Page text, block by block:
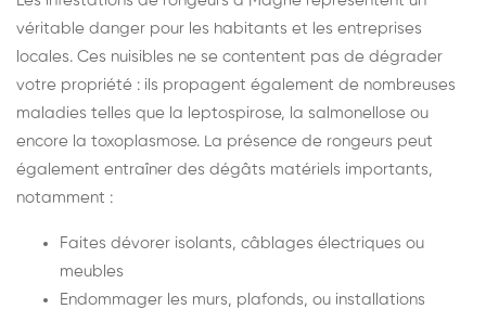
véritable danger pour les habitants et les entreprises
locales. Ces nuisibles ne se contentent pas de dégrader
votre propriété : ils propagent également de nombreuses
maladies telles que la leptospirose, la salmonellose ou
encore la toxoplasmose. La présence de rongeurs peut
également entraîner des dégâts matériels importants,
notamment :
Faites dévorer isolants, câblages électriques ou
meubles
Endommager les murs, plafonds, ou installations